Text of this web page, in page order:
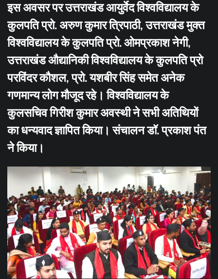
इस अवसर पर उत्तराखंड आयुर्वेद विश्वविद्यालय के
कुलपति प्रो. अरुण कुमार त्रिपाठी, उत्तराखंड मुक्त
विश्वविद्यालय के कुलपति प्रो. ओमप्रकाश नेगी,
उत्तराखंड औद्यानिकी विश्वविद्यालय के कुलपति प्रो
परविंदर कौशल, प्रो. यशबीर सिंह समेत अनेक
गणमान्य लोग मौजूद रहे। विश्वविद्यालय के
कुलसचिव गिरीश कुमार अवस्थी ने सभी अतिथियों
का धन्यवाद ज्ञापित किया। संचालन डॉ. प्रकाश पंत
ने किया।